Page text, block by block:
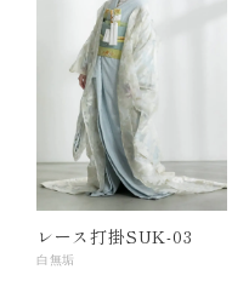
レース打掛SUK-03
白無垢